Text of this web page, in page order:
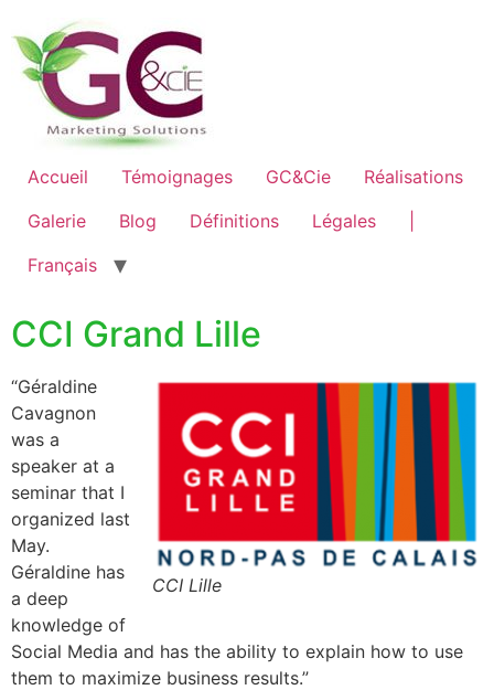
Accueil Témoignages GC&Cie
Réalisations
Galerie
Blog Définitions Légales
Français
CCI Grand Lille
CCI Lille
“Géraldine
Cavagnon
was a
speaker at a
seminar that I
organized last
May.
Géraldine has
a deep
knowledge of
Social Media and has the ability to explain how to use
them to maximize business results.”